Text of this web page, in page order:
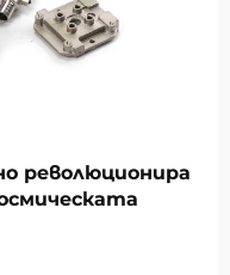
революционира